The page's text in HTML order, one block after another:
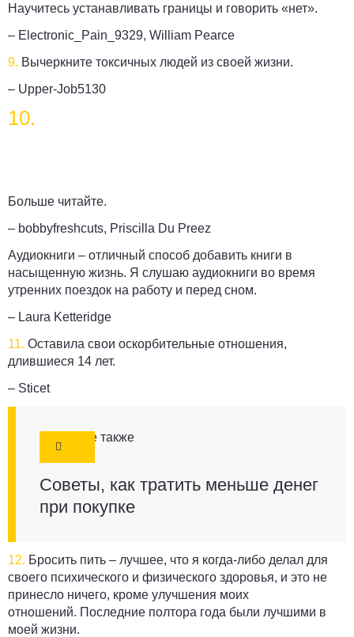
Научитесь устанавливать границы и говорить «нет».
– Electronic_Pain_9329, William Pearce
9. Вычеркните токсичных людей из своей жизни.
– Upper-Job5130
10.
Больше читайте.
– bobbyfreshcuts, Priscilla Du Preez
Аудиокниги – отличный способ добавить книги в
насыщенную жизнь. Я слушаю аудиокниги во время
утренних поездок на работу и перед сном.
– Laura Ketteridge
11. Оставила свои оскорбительные отношения,
длившиеся 14 лет.
– Sticet
Смотрите также
Советы, как тратить меньше денег
при покупке
12. Бросить пить – лучшее, что я когда-либо делал для
своего психического и физического здоровья, и это не
принесло ничего, кроме улучшения моих
отношений. Последние полтора года были лучшими в
моей жизни.